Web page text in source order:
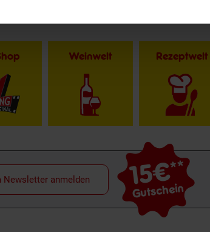
Weinwelt Rezeptwelt
15€**
Gutschein
Newsletter anmelden